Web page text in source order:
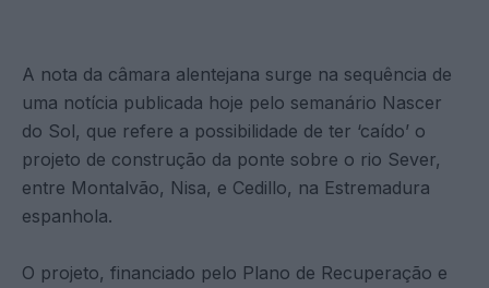
A nota da câmara alentejana surge na sequência de
uma notícia publicada hoje pelo semanário Nascer
do Sol, que refere a possibilidade de ter ‘caído’ o
projeto de construção da ponte sobre o rio Sever,
entre Montalvão, Nisa, e Cedillo, na Estremadura
espanhola.
O projeto, financiado pelo Plano de Recuperação e